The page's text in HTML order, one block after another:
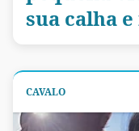
sua calha
CAVALO